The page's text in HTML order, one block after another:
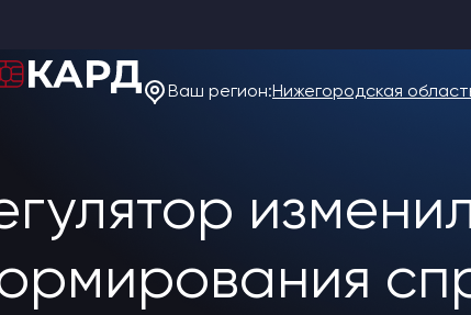
Ваш регион:Нижегородская